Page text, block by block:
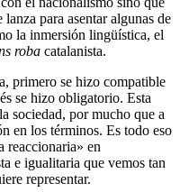
para asentar algunas de
la inmersión lingüística, el
roba catalanista.
primero se hizo compatible
se hizo obligatorio. Esta
sociedad, por mucho que a
en los términos. Es todo eso
reaccionaria» en
e igualitaria que vemos tan
representar.